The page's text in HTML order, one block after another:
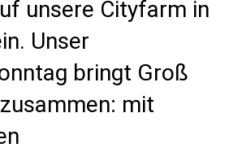
unsere Cityfarm in
Unser
bringt Groß
mit